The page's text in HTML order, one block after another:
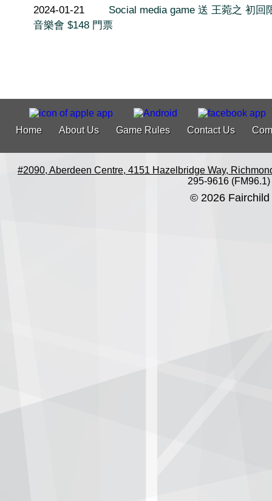
2024-01-21
Social media game 送 王菀之 初回
音樂會 $148 門票
Home About Us Game Rules Contact Us
#2090, Aberdeen Centre, 4151 Hazelbridge Way,
295-9616 (FM96.1)
© 2026 Fairchild